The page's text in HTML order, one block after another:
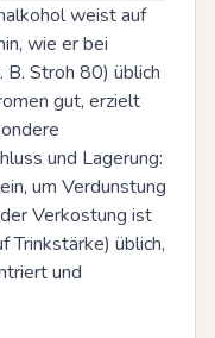
weist auf
wie er bei
B. Stroh 80) üblich
gut, erzielt
und Lagerung:
um Verdunstung
Verkostung ist
Trinkstärke) üblich,
und